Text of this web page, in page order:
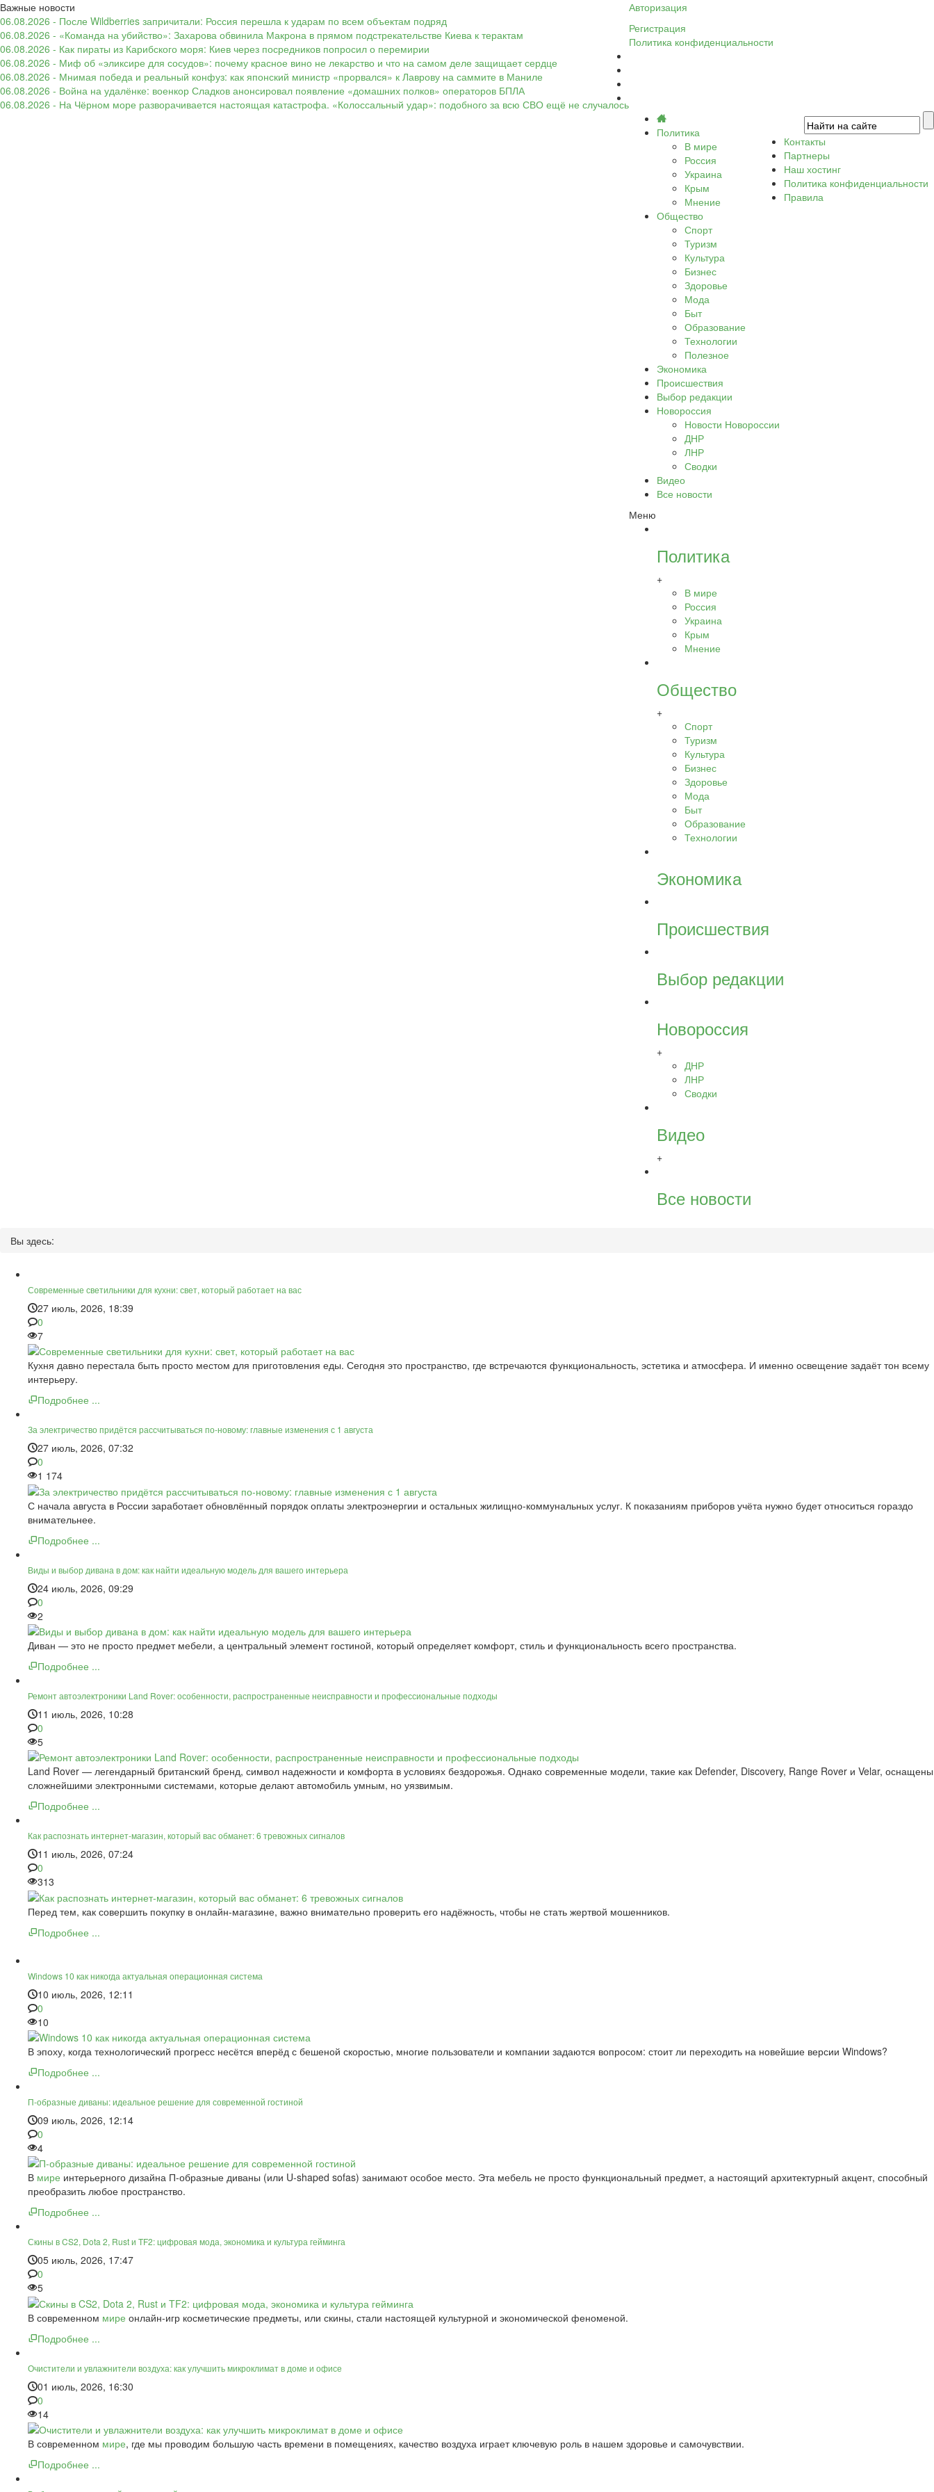
Важные новости
06.08.2026 - После Wildberries запричитали: Россия перешла к ударам по всем объектам подряд
06.08.2026 - «Команда на убийство»: Захарова обвинила Макрона в прямом подстрекательстве Киева к терактам
06.08.2026 - Как пираты из Карибского моря: Киев через посредников попросил о перемирии
06.08.2026 - Миф об «эликсире для сосудов»: почему красное вино не лекарство и что на самом деле защищает сердце
06.08.2026 - Мнимая победа и реальный конфуз: как японский министр «прорвался» к Лаврову на саммите в Маниле
06.08.2026 - Война на удалёнке: военкор Сладков анонсировал появление «домашних полков» операторов БПЛА
06.08.2026 - На Чёрном море разворачивается настоящая катастрофа. «Колоссальный удар»: подобного за всю СВО ещё не случалось
Авторизация
Регистрация
Политика конфиденциальности
Политика
В мире
Россия
Украина
Крым
Мнение
Общество
Спорт
Туризм
Культура
Бизнес
Здоровье
Мода
Быт
Образование
Технологии
Полезное
Экономика
Происшествия
Выбор редакции
Новороссия
Новости Новороссии
ДНР
ЛНР
Сводки
Видео
Все новости
Меню
Политика
+
В мире
Россия
Украина
Крым
Мнение
Общество
+
Спорт
Туризм
Культура
Бизнес
Здоровье
Мода
Быт
Образование
Технологии
Экономика
Происшествия
Выбор редакции
Новороссия
+
ДНР
ЛНР
Сводки
Видео
+
Все новости
Контакты
Партнеры
Наш хостинг
Политика конфиденциальности
Правила
Вы здесь:
Современные светильники для кухни: свет, который работает на вас
27 июль, 2026, 18:39
0
7
Кухня давно перестала быть просто местом для приготовления еды. Сегодня это пространство, где встречаются функциональность, эстетика и атмосфера. И именно освещение задаёт тон всему
интерьеру.
Подробнее ...
За электричество придётся рассчитываться по-новому: главные изменения с 1 августа
27 июль, 2026, 07:32
0
1 174
С начала августа в России заработает обновлённый порядок оплаты электроэнергии и остальных жилищно-коммунальных услуг. К показаниям приборов учёта нужно будет относиться гораздо
внимательнее.
Подробнее ...
Виды и выбор дивана в дом: как найти идеальную модель для вашего интерьера
24 июль, 2026, 09:29
0
2
Диван — это не просто предмет мебели, а центральный элемент гостиной, который определяет комфорт, стиль и функциональность всего пространства.
Подробнее ...
Ремонт автоэлектроники Land Rover: особенности, распространенные неисправности и профессиональные подходы
11 июль, 2026, 10:28
0
5
Land Rover — легендарный британский бренд, символ надежности и комфорта в условиях бездорожья. Однако современные модели, такие как Defender, Discovery, Range Rover и Velar, оснащены
сложнейшими электронными системами, которые делают автомобиль умным, но уязвимым.
Подробнее ...
Как распознать интернет-магазин, который вас обманет: 6 тревожных сигналов
11 июль, 2026, 07:24
0
313
Перед тем, как совершить покупку в онлайн-магазине, важно внимательно проверить его надёжность, чтобы не стать жертвой мошенников.
Подробнее ...
Windows 10 как никогда актуальная операционная система
10 июль, 2026, 12:11
0
10
В эпоху, когда технологический прогресс несётся вперёд с бешеной скоростью, многие пользователи и компании задаются вопросом: стоит ли переходить на новейшие версии Windows?
Подробнее ...
П-образные диваны: идеальное решение для современной гостиной
09 июль, 2026, 12:14
0
4
В мире интерьерного дизайна П-образные диваны (или U-shaped sofas) занимают особое место. Эта мебель не просто функциональный предмет, а настоящий архитектурный акцент, способный
преобразить любое пространство.
Подробнее ...
Скины в CS2, Dota 2, Rust и TF2: цифровая мода, экономика и культура гейминга
05 июль, 2026, 17:47
0
5
В современном мире онлайн-игр косметические предметы, или скины, стали настоящей культурной и экономической феноменой.
Подробнее ...
Очистители и увлажнители воздуха: как улучшить микроклимат в доме и офисе
01 июль, 2026, 16:30
0
14
В современном мире, где мы проводим большую часть времени в помещениях, качество воздуха играет ключевую роль в нашем здоровье и самочувствии.
Подробнее ...